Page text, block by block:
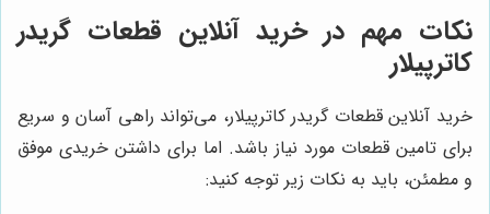
نکات مهم در خرید آنلاین قطعات گریدر
کاترپیلار
خرید آنلاین قطعات گریدر کاترپیلار، می‌تواند راهی آسان و سریع
برای تامین قطعات مورد نیاز باشد. اما برای داشتن خریدی موفق
و مطمئن، باید به نکات زیر توجه کنید: